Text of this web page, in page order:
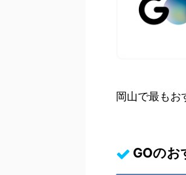
岡山で最もお
GOのお